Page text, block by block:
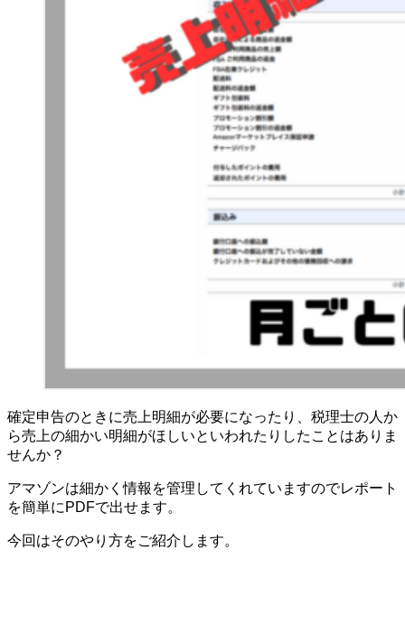
確定申告のときに売上明細が必要になったり、税理士の人か
ら売上の細かい明細がほしいといわれたりしたことはありま
せんか？
アマゾンは細かく情報を管理してくれていますのでレポート
を簡単にPDFで出せます。
今回はそのやり方をご紹介します。